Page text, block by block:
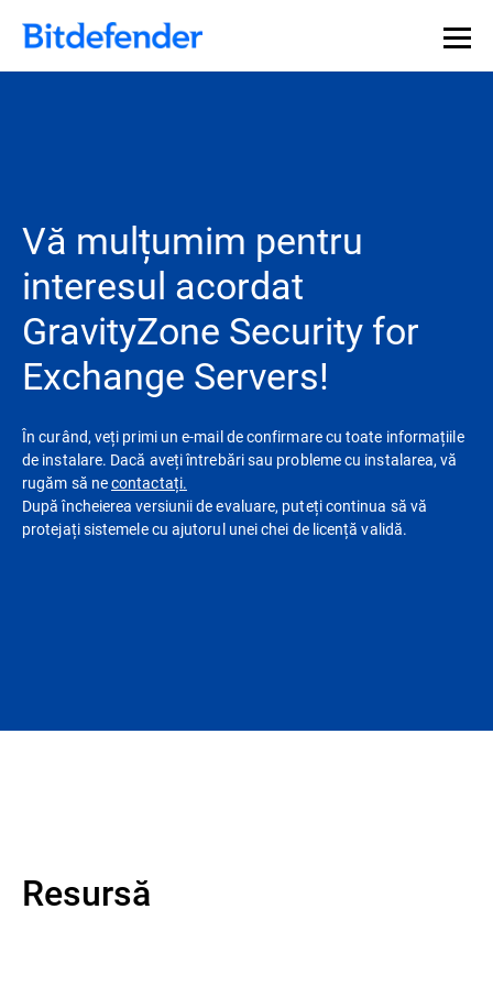
Vă mulțumim pentru
interesul acordat
GravityZone Security for
Exchange Servers!
În curând, veți primi un e-mail de confirmare cu toate informațiile
de instalare. Dacă aveți întrebări sau probleme cu instalarea, vă
rugăm să necontactați.
După încheierea versiunii de evaluare, puteți continua să vă
protejați sistemele cu ajutorul unei chei de licență validă.
Resursă